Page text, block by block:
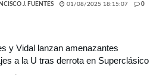
J. FUENTES 01/08/2025 18:15:07 0
y Vidal lanzan amenazantes
a la U tras derrota en Superclásico